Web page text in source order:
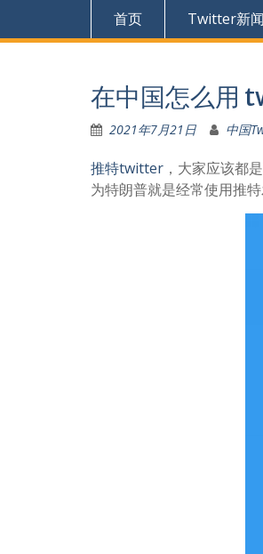
首页 Twitter新闻
在中国怎么用
2021年7月21日 中国
推特twitter ，大家应该都
为特朗普就是经常使用推